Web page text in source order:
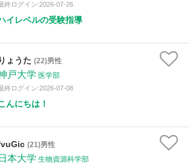
終ログイン:2026-07-26
イレベルの受験指導
りょうた (22)男性
戸大学 医学部
終ログイン:2026-07-08
んにちは！
(21)男性
日本大学 生物資源科学部